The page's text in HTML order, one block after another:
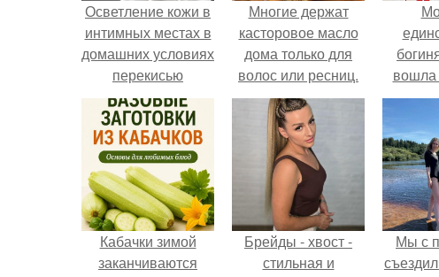
Осветление кожи в
интимных местах в
домашних условиях
перекисью
водорода. Причины
потемнения
Многие держат
касторовое масло
дома только для
волос или ресниц.
вошла
князя
Кабачки зимой
заканчиваются
Брейды - хвост -
стильная и
Мы с